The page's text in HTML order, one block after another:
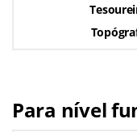
Para nível